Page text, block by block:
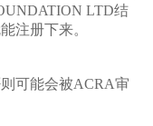
LTD结
注册下来。
可能会被ACRA审